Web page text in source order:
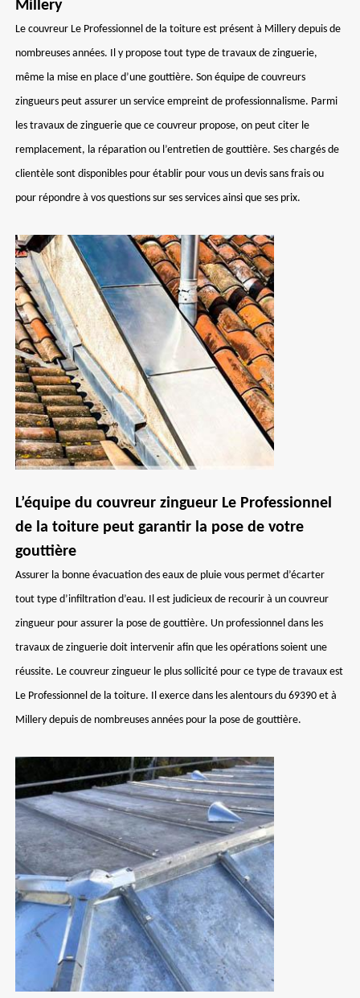
Millery
Le couvreur Le Professionnel de la toiture est présent à Millery depuis de
nombreuses années. Il y propose tout type de travaux de zinguerie,
même la mise en place d’une gouttière. Son équipe de couvreurs
zingueurs peut assurer un service empreint de professionnalisme. Parmi
les travaux de zinguerie que ce couvreur propose, on peut citer le
remplacement, la réparation ou l’entretien de gouttière. Ses chargés de
clientèle sont disponibles pour établir pour vous un devis sans frais ou
pour répondre à vos questions sur ses services ainsi que ses prix.
L’équipe du couvreur zingueur Le Professionnel
de la toiture peut garantir la pose de votre
gouttière
Assurer la bonne évacuation des eaux de pluie vous permet d’écarter
tout type d’infiltration d’eau. Il est judicieux de recourir à un couvreur
zingueur pour assurer la pose de gouttière. Un professionnel dans les
travaux de zinguerie doit intervenir afin que les opérations soient une
réussite. Le couvreur zingueur le plus sollicité pour ce type de travaux est
Le Professionnel de la toiture. Il exerce dans les alentours du 69390 et à
Millery depuis de nombreuses années pour la pose de gouttière.